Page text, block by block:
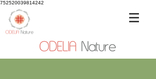
752520039814242